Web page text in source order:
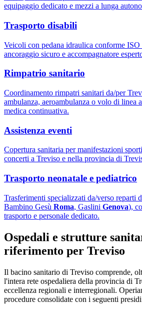
equipaggio dedicato e mezzi a lunga
Trasporto disabili
Veicoli con pedana idraulica conforme ISO
ancoraggio sicuro e accompagnatore
Rimpatrio sanitario
Coordinamento rimpatri sanitari da/per
ambulanza, aeroambulanza o volo di linea
medica continuativa.
Assistenza eventi
Copertura sanitaria per manifestazioni
concerti a Treviso e nella provincia di
Trasporto neonatale e pediatrico
Trasferimenti specializzati da/verso reparti
Bambino Gesù Roma, Gaslini Genova),
trasporto e personale dedicato.
Ospedali e strutture
riferimento per Treviso
Il bacino sanitario di Treviso comprende,
l'intera rete ospedaliera della provincia di
eccellenza regionali e interregionali.
procedure consolidate con i seguenti